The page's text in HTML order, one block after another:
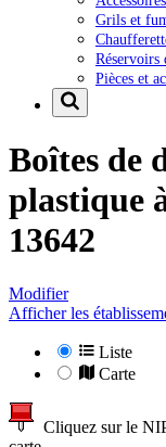
Grils et
Réservoirs
Pièces et
Boîtes de
plastique
13642
Modifier
Afficher les
Liste
Carte
Cliquez sur le